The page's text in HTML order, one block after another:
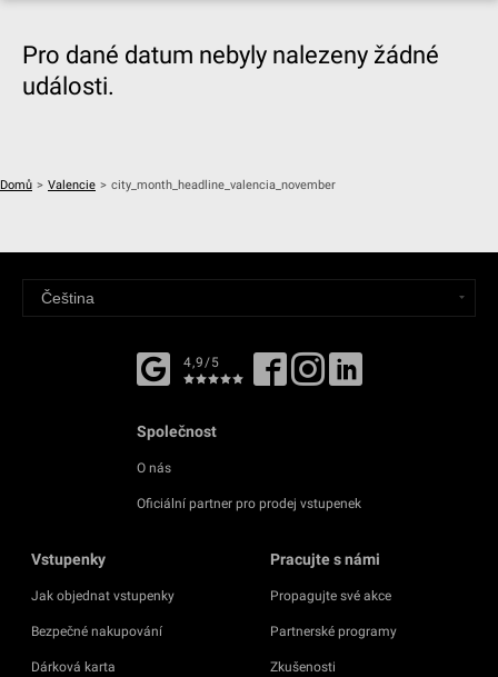
Pro dané datum nebyly nalezeny žádné
události.
Domů > Valencie > city_month_headline_valencia_november
4,9/5
Společnost
O nás
Oficiální partner pro prodej vstupenek
Vstupenky
Jak objednat vstupenky
Bezpečné nakupování
Dárková karta
Pracujte s námi
Propagujte své akce
Partnerské programy
Zkušenosti